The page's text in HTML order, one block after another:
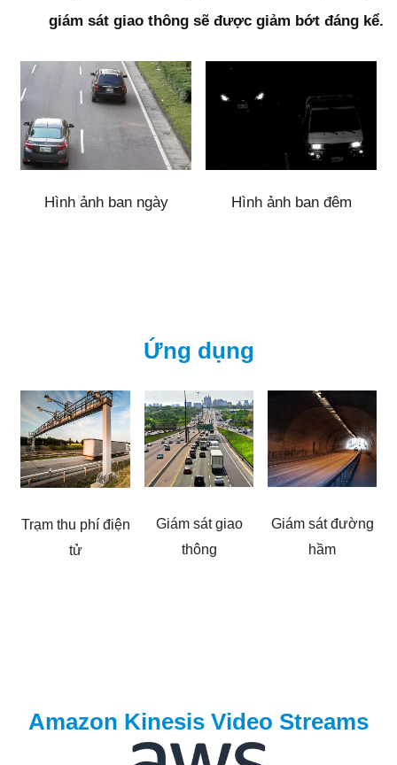
giám sát giao thông sẽ được giảm bớt đáng kể.
Hình ảnh ban ngày Hình ảnh ban đêm
Ứng dụng
Trạm thu phí điện
tử
Giám sát giao
thông
Giám sát đường
hầm
Amazon Kinesis Video Streams